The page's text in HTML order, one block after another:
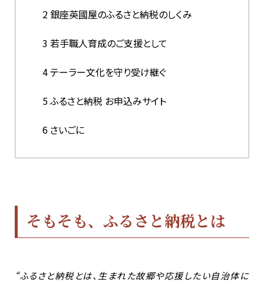
2 銀座英國屋のふるさと納税のしくみ
3 若手職人育成のご支援として
4テーラー文化を守り受け継ぐ
5ふるさと納税 お申込みサイト
6 さいごに
そもそも、ふるさと納税とは
“ふるさと納税とは、生まれた故郷や応援したい自治体に